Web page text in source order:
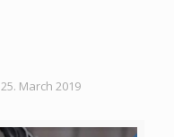
25. March 2019